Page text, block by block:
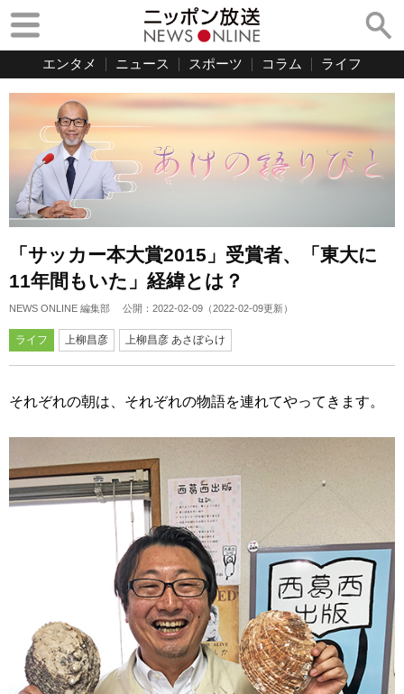
エンタメ ニュース スポーツ コラム ライフ
「サッカー本大賞2015」受賞者、「東大に
11年間もいた」経緯とは？
NEWS ONLINE 編集部 公開： 2022-02-09 （2022-02-09更新）
ライフ 上柳昌彦 上柳昌彦 あさぼらけ
それぞれの朝は、それぞれの物語を連れてやってきます。